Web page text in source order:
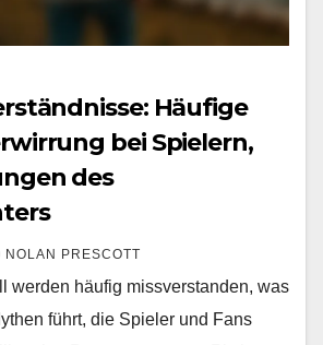
Häufige
bei Spielern,
des
NOLAN PRESCOTT
werden häufig missverstanden, was
führt, die Spieler und Fans